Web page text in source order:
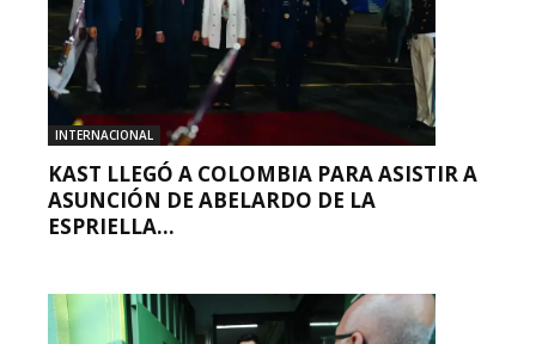
INTERNACIONAL
KAST LLEGÓ A COLOMBIA PARA ASISTIR A
ASUNCIÓN DE ABELARDO DE LA
ESPRIELLA...